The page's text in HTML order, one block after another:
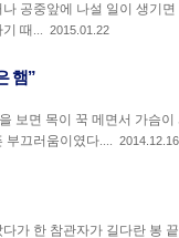
공중앞에 나설 일이 생기
때... 2015.01.22
햄”
보면 목이 꾹 메면서 가슴
부끄러움이였다.... 2014.12.16
가 한 참관자가 길다란 봉